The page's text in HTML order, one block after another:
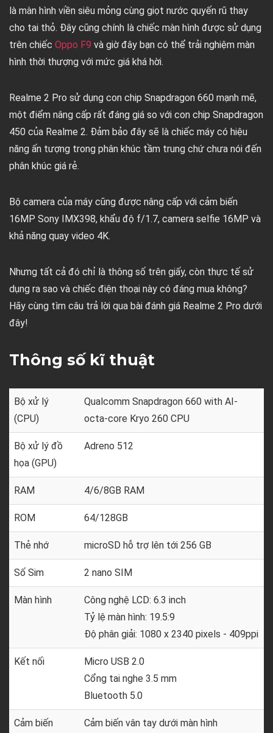
là màn hình viền siêu mỏng cùng giọt nước quyến rũ thay
cho tai thỏ. Đây cũng chính là chiếc màn hình được sử dụng
trên chiếc Oppo F9 và giờ đây bạn có thể trải nghiệm màn
hình thời thượng với mức giá khá hời.
Realme 2 Pro sử dụng con chip Snapdragon 660 mạnh mẽ,
một điểm nâng cấp rất đáng giá so với con chip Snapdragon
450 của Realme 2. Đảm bảo đây sẽ là chiếc máy có hiệu
năng ấn tượng trong phân khúc tầm trung chứ chưa nói đến
phân khúc giá rẻ.
Bộ camera của máy cũng được nâng cấp với cảm biến
16MP Sony IMX398, khẩu độ f/1.7, camera selfie 16MP và
khả năng quay video 4K.
Nhưng tất cả đó chỉ là thông số trên giấy, còn thực tế sử
dụng ra sao và chiếc điện thoại này có đáng mua không?
Hãy cùng tìm câu trả lời qua bài đánh giá Realme 2 Pro dưới
đây!
Thông số kĩ thuật
Bộ xử lý
(CPU)
Qualcomm Snapdragon 660 with AI-
octa-core Kryo 260 CPU
Bộ xử lý đồ
họa (GPU)
Adreno 512
RAM 4/6/8GB RAM
ROM 64/128GB
Thẻ nhớ microSD hỗ trợ lên tới 256 GB
Số Sim 2 nano SIM
Màn hình
Công nghệ LCD: 6.3 inch
Tỷ lệ màn hình: 19.5:9
Độ phân giải: 1080 x 2340 pixels - 409ppi
Kết nối
Micro USB 2.0
Cổng tai nghe 3.5 mm
Bluetooth 5.0
Cảm biến
Cảm biến vân tay dưới màn hình